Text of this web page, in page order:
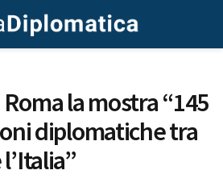
la mostra “145
diplomatiche tra